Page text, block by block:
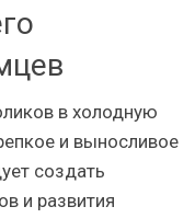
в холодную
и выносливое
создать
и развития